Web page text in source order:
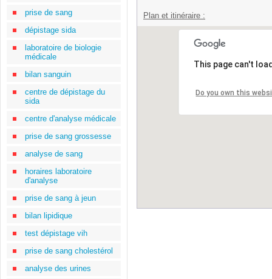
prise de sang
dépistage sida
laboratoire de biologie
médicale
bilan sanguin
centre de dépistage du
sida
centre d'analyse médicale
prise de sang grossesse
analyse de sang
horaires laboratoire
d'analyse
prise de sang à jeun
bilan lipidique
test dépistage vih
prise de sang cholestérol
analyse des urines
Plan et itinéraire :
This page can't
Do you own this